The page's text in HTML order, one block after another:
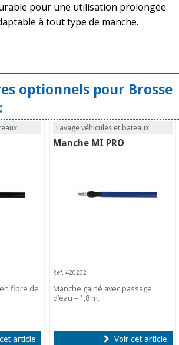
pour une utilisation prolongée.
à tout type de manche.
optionnels pour Brosse
fibre de
article
Lavage véhicules et bateaux
Manche MI PRO
Ref. 420232
Manche gainé avec passage
d’eau – 1,8 m.
Voir cet article